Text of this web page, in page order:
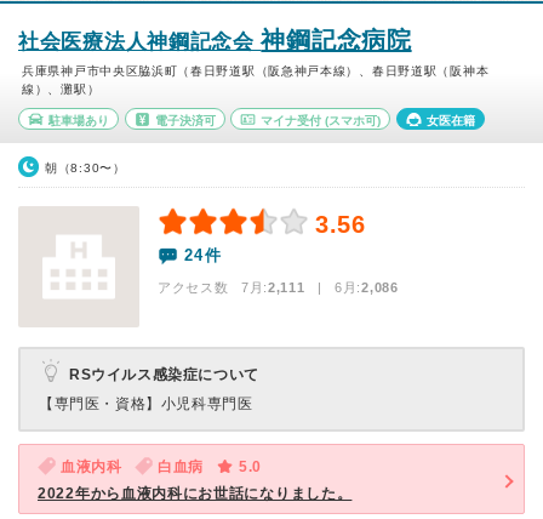
社会医療法人神鋼記念会神鋼記念病院
兵庫県神戸市中央区脇浜町（春日野道駅（阪急神戸本線）、春日野道駅（阪神本
線）、灘駅）
駐車場あり 電子決済可 マイナ受付 (スマホ可) 女医在籍
朝（8:30〜）
3.56
24件
アクセス数 7月:2,111 | 6月:2,086
RSウイルス感染症について
【専門医・資格】 小児科専門医
血液内科 白血病
5.0
2022年から血液内科にお世話になりました。